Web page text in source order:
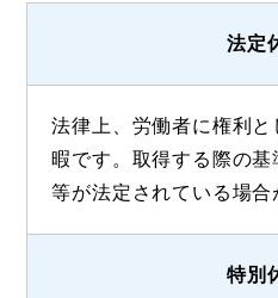
法定
法律上、労働者に権利
暇です。取得する際の
等が法定されている場合
特別